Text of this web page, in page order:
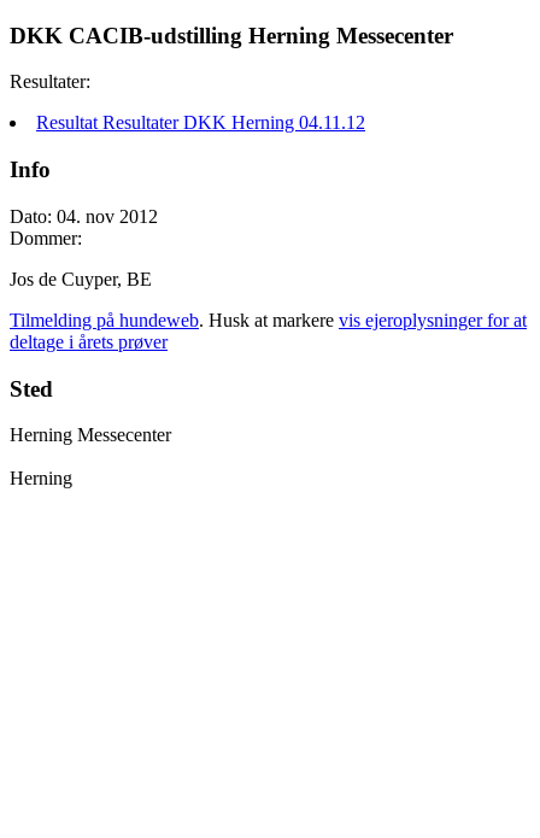
DKK CACIB-udstilling Herning Messecenter
Resultater:
Resultat Resultater DKK Herning 04.11.12
Info
Dato: 04. nov 2012
Dommer:
Jos de Cuyper, BE
Tilmelding på hundeweb. Husk at markere vis ejeroplysninger for at
deltage i årets prøver
Sted
Herning Messecenter
Herning